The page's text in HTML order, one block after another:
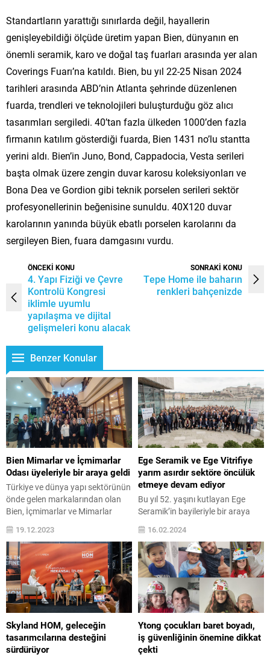
Standartların yarattığı sınırlarda değil, hayallerin
genişleyebildiği ölçüde üretim yapan Bien, dünyanın en
önemli seramik, karo ve doğal taş fuarları arasında yer alan
Coverings Fuarı’na katıldı. Bien, bu yıl 22-25 Nisan 2024
tarihleri arasında ABD’nin Atlanta şehrinde düzenlenen
fuarda, trendleri ve teknolojileri buluşturduğu göz alıcı
tasarımları sergiledi. 40’tan fazla ülkeden 1000’den fazla
firmanın katılım gösterdiği fuarda, Bien 1431 no’lu stantta
yerini aldı. Bien’in Juno, Bond, Cappadocia, Vesta serileri
başta olmak üzere zengin duvar karosu koleksiyonları ve
Bona Dea ve Gordion gibi teknik porselen serileri sektör
profesyonellerinin beğenisine sunuldu. 40X120 duvar
karolarının yanında büyük ebatlı porselen karolarını da
sergileyen Bien, fuara damgasını vurdu.
ÖNCEKİ KONU
4. Yapı Fiziği ve Çevre
Kontrolü Kongresi
iklimle uyumlu
yapılaşma ve dijital
gelişmeleri konu alacak
SONRAKİ KONU
Tepe Home ile baharın
renkleri bahçenizde
Benzer Konular
Bien Mimarlar ve İçmimarlar
Odası üyeleriyle bir araya geldi
Türkiye ve dünya yapı sektörünün
önde gelen markalarından olan
Bien, İçmimarlar ve Mimarlar
Odası Manavgat Şubesi üyeleri ile
Antalya’da bir araya geldi.
Hayatı kolaylaştıran fikirleri
yaratıcı tasarımlarla buluşturan
Bien, Antalya’da İçmimarlar ve
Mimarlar Odası Manavgat Şubesi
üyeleri ile buluştu. Manavgat
Mimarlar Odası Başkanı Ahmet
Atcı ve Manavgat İçmimarlar
Odası Başkanı...
19.12.2023
Ege Seramik ve Ege Vitrifiye
yarım asırdır sektöre öncülük
etmeye devam ediyor
Bu yıl 52. yaşını kutlayan Ege
Seramik’in bayileriyle bir araya
geldiği Macaristan seyahatinde,
Ege Seramik ve Ege Vitrifiye
Yönetim Kurulu Başkanı Murat
Polat ve Polat Holding Yönetim
Kurulu Başkanı Adnan Polat,
holdingin Macaristan yatırımlarını
anlattı. Seramik sektörüne
birçok ilki taşıyan Ege Seramik ve
Ege Vitrifiye’nin bayi
buluşmasında Murat Polat...
16.02.2024
Skyland HOM, geleceğin
tasarımcılarına desteğini
sürdürüyor
Ytong çocukları baret boyadı,
iş güvenliğinin önemine dikkat
çekti